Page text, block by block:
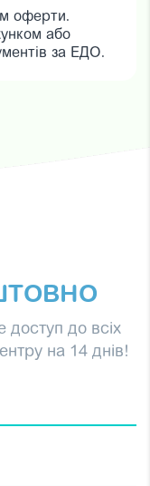
оферти.
або
за ЕДО.
доступ до всіх
на 14 днів!